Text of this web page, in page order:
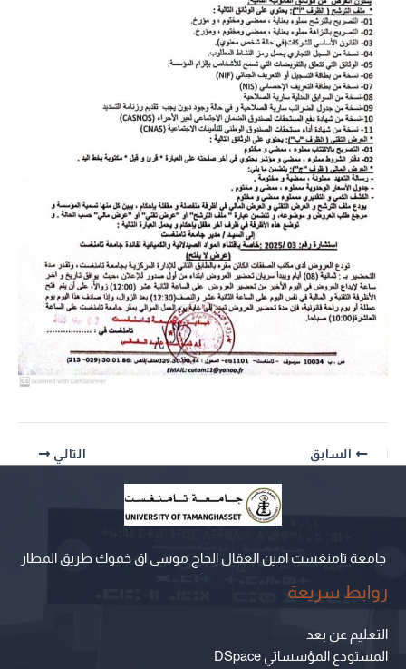
السابق التالي
جامعة تامنغست امين العقال الحاج موسى اق خموك طريق المطار
روابط سريعة
التعليم عن بعد
المستودع المؤسساتي DSpace